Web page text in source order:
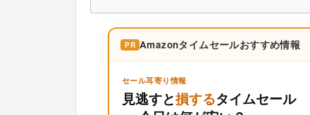
PR Amazonタイムセールおすすめ情報
セール耳寄り情報
見逃すと損するタイムセール